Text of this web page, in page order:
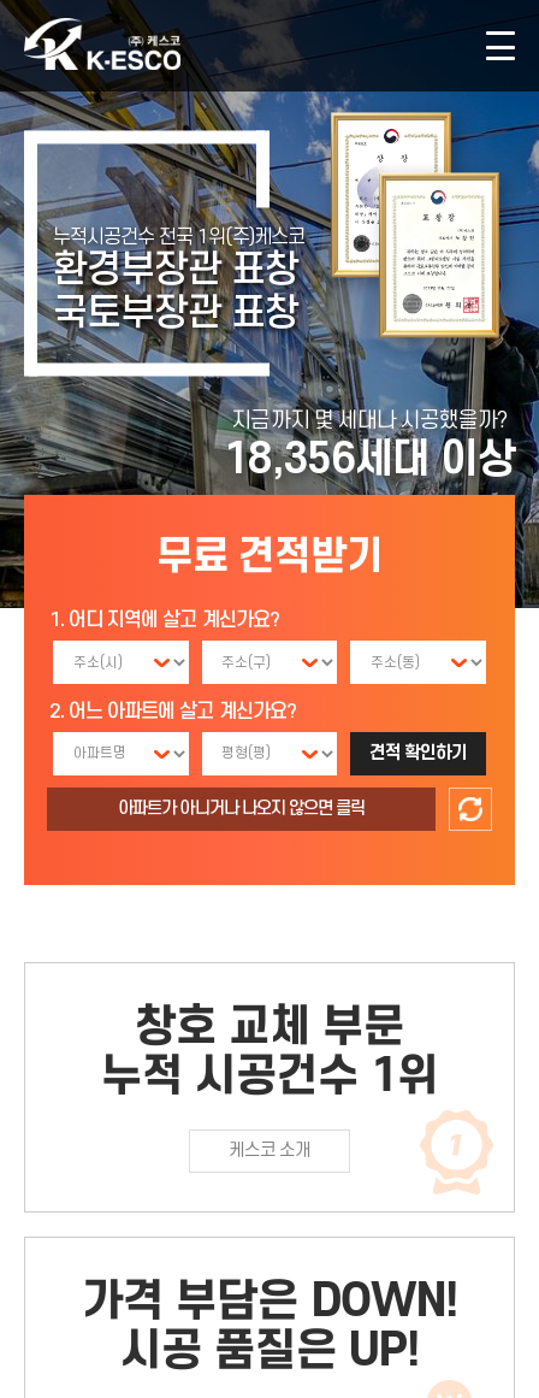
누적시공건수 전국 1위(주)케스코
환경부장관 표창
국토부장관 표창
지금까지 몇 세대나 시공했을까?
18,356세대 이상
무료 견적받기
1. 어디 지역에 살고 계신가요?
2. 어느 아파트에 살고 계신가요?
견적 확인하기
아파트가 아니거나 나오지 않으면 클릭
창호 교체 부문
누적 시공건수 1위
케스코 소개
가격 부담은 DOWN!
시공 품질은 UP!